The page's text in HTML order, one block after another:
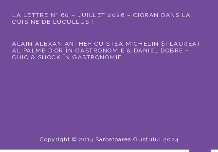
LA LETTRE N° 60 – JUILLET 2026 – CIORAN DANS LA
CUISINE DE LUCULLUS !
ALAIN ALEXANIAN, HEF CU STEA MICHELIN ȘI LAUREAT
AL PALME D’OR ÎN GASTRONOMIE & DANIEL DOBRE –
CHIC & SHOCK ÎN GASTRONOMIE
Copyright © 2014 Sarbatoarea Gustului 2024